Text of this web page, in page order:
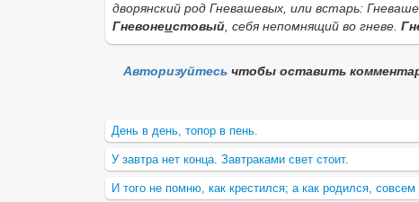
дворянский род Гневашевых, или встарь:
Гневонеистовый, себя непомнящий во гневе.
Авторизуйтесь чтобы оставить
День в день, топор в пень.
У завтра нет конца. Завтраками свет стоит.
И того не помню, как крестился; а как родился,